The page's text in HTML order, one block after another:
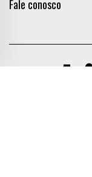
Fale conosco